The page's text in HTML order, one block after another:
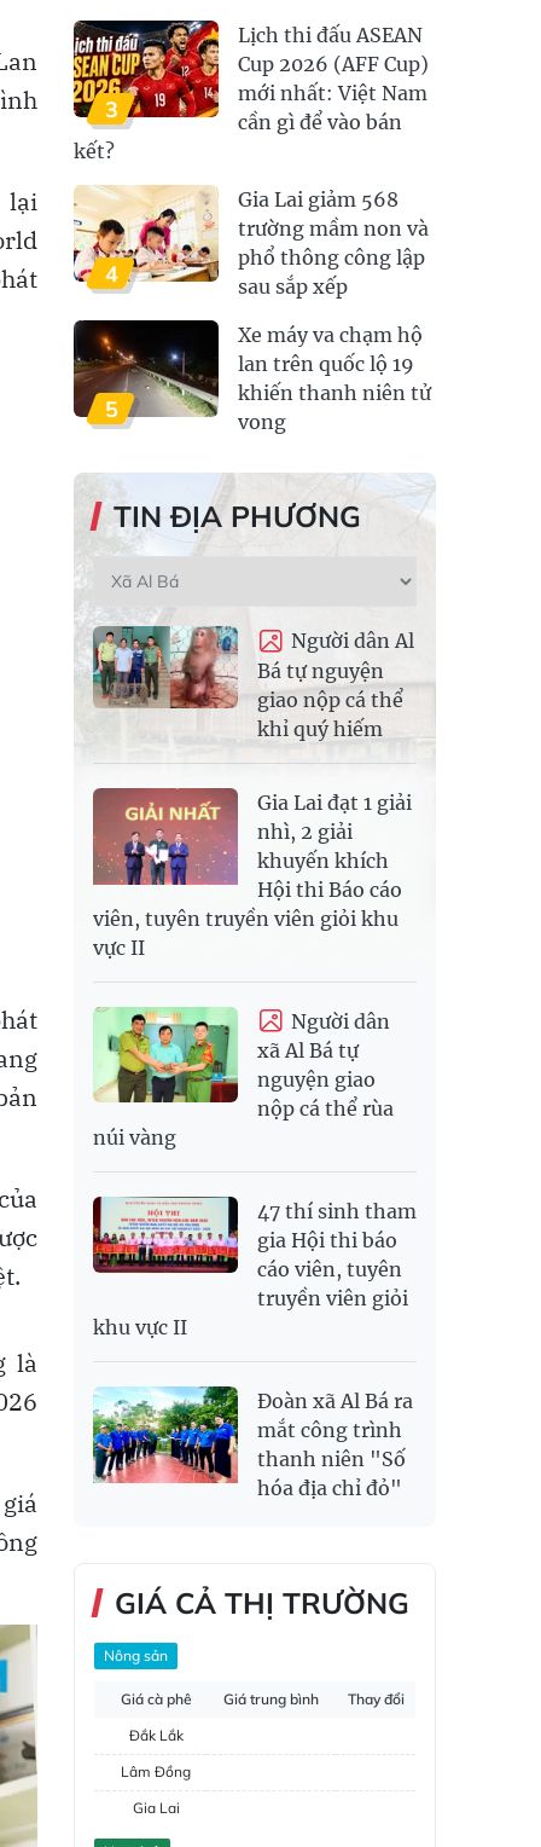
lại
là
3
Lịch thi đấu ASEAN
Cup 2026 (AFF Cup)
mới nhất: Việt Nam
cần gì để vào bán
kết?
4
Gia Lai giảm 568
trường mầm non và
phổ thông công lập
sau sắp xếp
5
Xe máy va chạm hộ
lan trên quốc lộ 19
khiến thanh niên tử
vong
TIN ĐỊA PHƯƠNG
Người dân Al
Bá tự nguyện
giao nộp cá thể
khỉ quý hiếm
Gia Lai đạt 1 giải
nhì, 2 giải
khuyến khích
Hội thi Báo cáo
viên, tuyên truyền viên giỏi khu
vực II
Người dân
xã Al Bá tự
nguyện giao
nộp cá thể rùa
núi vàng
47 thí sinh tham
gia Hội thi báo
cáo viên, tuyên
truyền viên giỏi
khu vực II
Đoàn xã Al Bá ra
mắt công trình
thanh niên "Số
hóa địa chỉ đỏ"
GIÁ CẢ THỊ TRƯỜNG
Nông sản
Giá cà phê Giá trung bình
Thay đổi
Đắk Lắk
Lâm Đồng
Gia Lai